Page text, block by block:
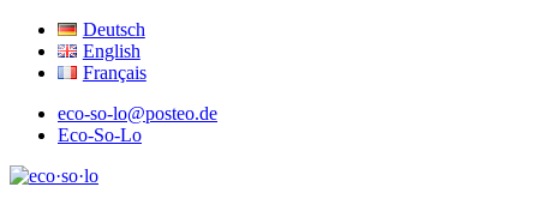
Deutsch
English
Français
eco-so-lo@posteo.de
Eco-So-Lo